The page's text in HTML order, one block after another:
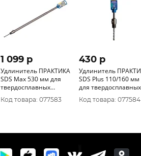
1 099 p
Удлинитель ПРАКТИКА
SDS Max 530 мм для
твердосплавных
коронок 035-899
Код товара: 077583
430 p
Удлинитель
SDS Plus 110/160 мм
для твердосплавных
коронок 773-873
Код товара: 077584